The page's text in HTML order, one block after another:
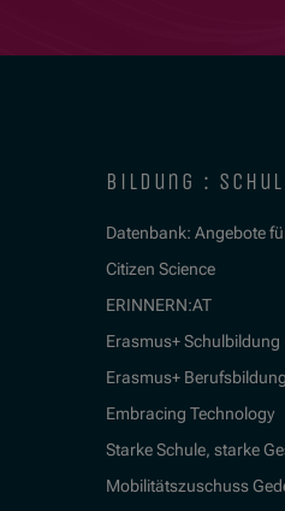
bildung :
Datenbank: Angebote
Citizen Science
ERINNERN:AT
Erasmus+ Schulbildung
Erasmus+ Berufsbildung
Embracing Technology
Starke Schule, starke
Mobilitätszuschuss